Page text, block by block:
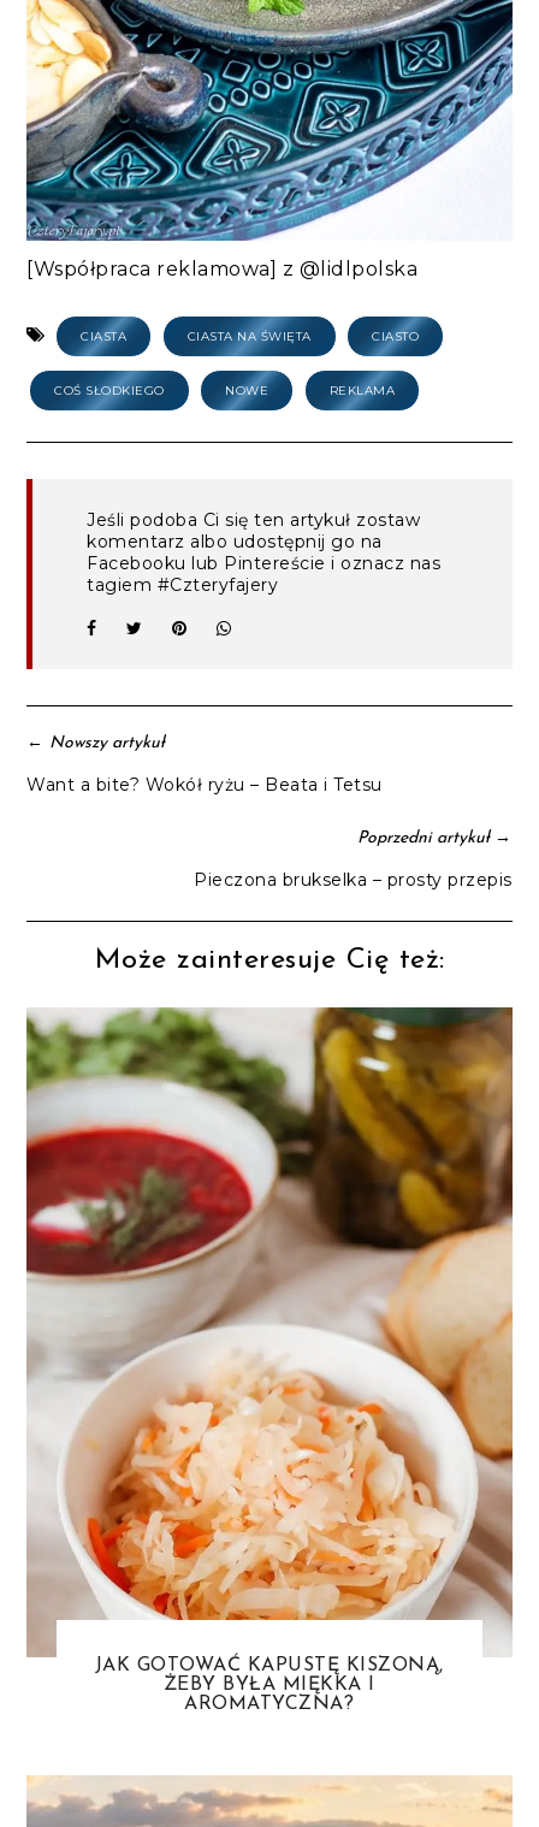
[Współpraca reklamowa] z @lidlpolska
CIASTA CIASTA NA ŚWIĘTA CIASTO
COŚ SŁODKIEGO NOWE REKLAMA
Jeśli podoba Ci się ten artykuł zostaw
komentarz albo udostępnij go na
Facebooku lub Pintereście i oznacz nas
tagiem #Czteryfajery
← Nowszy artykuł
Want a bite? Wokół ryżu – Beata i Tetsu
Poprzedni artykuł→
Pieczona brukselka – prosty przepis
Może zainteresuje Cię też:
JAK GOTOWAĆ KAPUSTĘ KISZONĄ,
ŻEBY BYŁA MIĘKKA I
AROMATYCZNA?